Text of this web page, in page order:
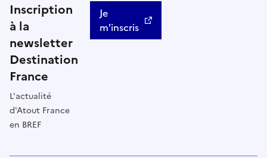
Inscription
à la
newsletter
Destination
France
L'actualité
d'Atout France
en BREF
Je
m'inscris